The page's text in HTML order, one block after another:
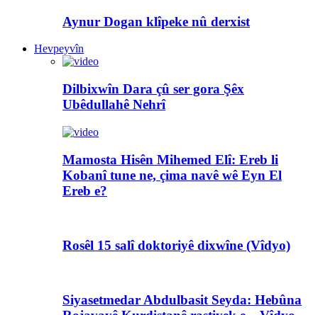
Aynur Dogan klîpeke nû derxist
Hevpeyvîn
Dilbixwîn Dara çû ser gora Şêx
Ubêdullahê Nehrî
Mamosta Hisên Mihemed Elî: Ereb li
Kobanî tune ne, çima navê wê Eyn El
Ereb e?
Rosêl 15 salî doktoriyê dixwîne (Vîdyo)
Siyasetmedar Abdulbasit Seyda: Hebûna